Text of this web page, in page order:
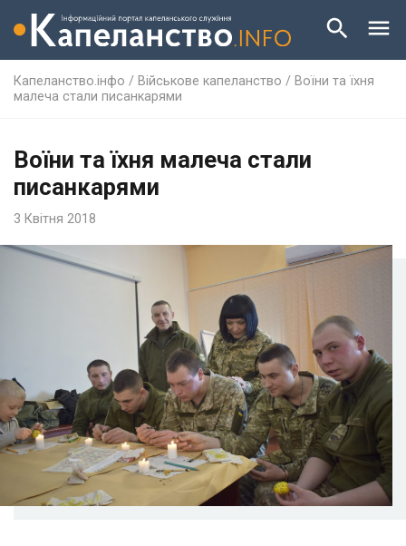
Капеланство.інфо / Військове капеланство / Воїни та їхня
малeча стали писанкарями
Воїни та їхня малeча стали
писанкарями
3 Квітня 2018